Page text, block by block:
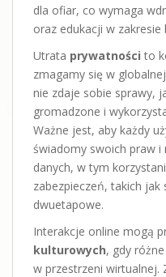
dla ofiar, co wymaga
oraz edukacji w
Utrata prywatności to
zmagamy się w
nie zdaje sobie sprawy,
gromadzone i
Ważne jest, aby każdy
świadomy swoich praw i
danych, w tym
zabezpieczeń, takich jak
dwuetapowe.
Interakcje online mogą
kulturowych, gdy
w przestrzeni wirtualnej.